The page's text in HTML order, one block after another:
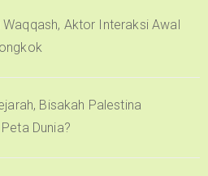
Waqqash, Aktor Interaksi Awal
Bisakah Palestina
Dunia?